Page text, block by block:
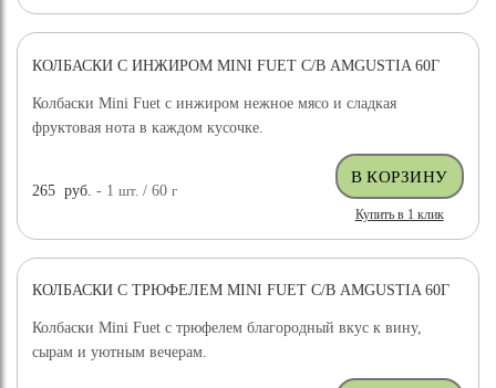
КОЛБАСКИ С ИНЖИРОМ MINI FUET С/В AMGUSTIA 60Г
Колбаски Mini Fuet с инжиром нежное мясо и сладкая
фруктовая нота в каждом кусочке.
265 руб. - 1шт. / 60г
Купить в 1 клик
КОЛБАСКИ С ТРЮФЕЛЕМ MINI FUET С/В AMGUSTIA 60Г
Колбаски Mini Fuet с трюфелем благородный вкус к вину,
сырам и уютным вечерам.